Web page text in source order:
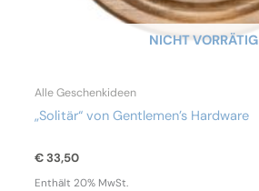
NICHT VORRÄTIG
Alle Geschenkideen
„Solitär“ von Gentlemen’s Hardware
€33,50
Enthält 20% MwSt.